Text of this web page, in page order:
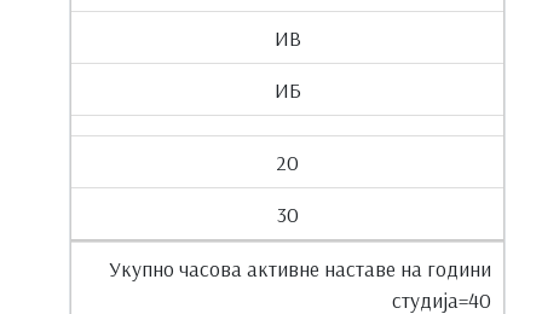
ИВ
ИБ
20
30
Укупно часова активне наставе на години
студија=40